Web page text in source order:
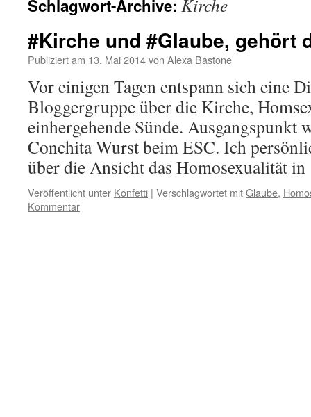
Schlagwort-Archive: Kirche
#Kirche und #Glaube, gehört
Publiziert am 13. Mai 2014von Alexa Bastone
Vor einigen Tagen entspann sich eine
Bloggergruppe über die Kirche,
einhergehende Sünde. Ausgangspunkt
Conchita Wurst beim ESC. Ich
über die Ansicht das Homosexualität
Veröffentlicht unter Konfetti | Verschlagwortet mitGlaube,
Kommentar